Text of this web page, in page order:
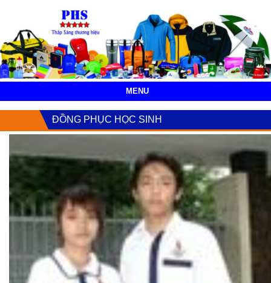
MENU
ĐỒNG PHỤC HỌC SINH